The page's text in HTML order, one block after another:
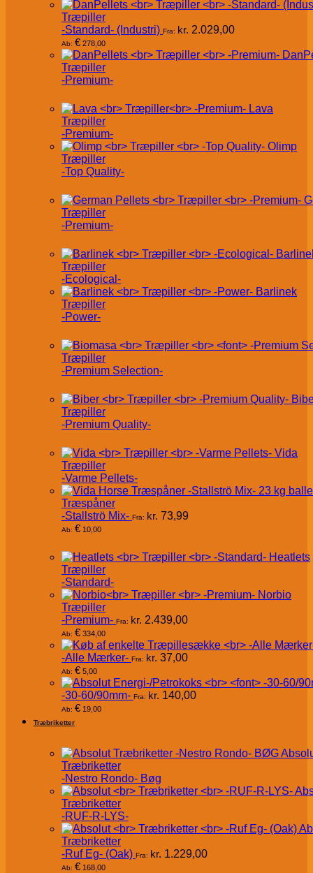
Træpiller
-Standard- (Industri) Fra: kr. 2.029,00
Ab: € 278,00
Træpiller
-Premium-
Lava
Træpiller
-Premium-
Olimp
Træpiller
-Top Quality-
Træpiller
-Premium-
Træpiller
-Ecological-
Barlinek
Træpiller
-Power-
Træpiller
-Premium Selection-
Træpiller
-Premium Quality-
Vida
Træpiller
-Varme Pellets-
Træspåner
-Stallströ Mix- Fra: kr. 73,99
Ab: € 10,00
Heatlets
Træpiller
-Standard-
Norbio
Træpiller
-Premium- Fra: kr. 2.439,00
Ab: € 334,00
-Alle Mærker- Fra: kr. 37,00
Ab: € 5,00
-30-60/90mm- Fra: kr. 140,00
Ab: € 19,00
Træbriketter
Træbriketter
-Nestro Rondo- Bøg
Træbriketter
-RUF-R-LYS-
Træbriketter
-Ruf Eg- (Oak) Fra: kr. 1.229,00
Ab: € 168,00